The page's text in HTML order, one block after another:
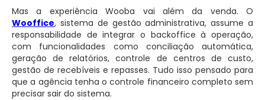
Mas a experiência Wooba vai além da venda. O
Wooffice, sistema de gestão administrativa, assume a
responsabilidade de integrar o backoffice à operação,
com funcionalidades como conciliação automática,
geração de relatórios, controle de centros de custo,
gestão de recebíveis e repasses. Tudo isso pensado para
que a agência tenha o controle financeiro completo sem
precisar sair do sistema.